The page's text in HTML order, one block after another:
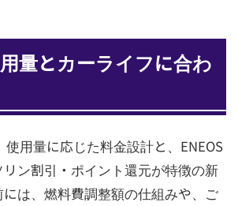
量とカーライフに合わ
使用量に応じた料金設計と、ENEOS
ン割引・ポイント還元が特徴の新
は、燃料費調整額の仕組みや、ご